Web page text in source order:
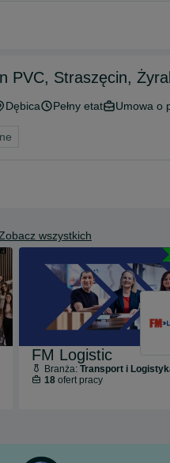
PVC, Straszęcin,
Dębica Pełny etat Umowa o
wszystkich
FM Logistic
Branża: Transport i
18ofert pracy